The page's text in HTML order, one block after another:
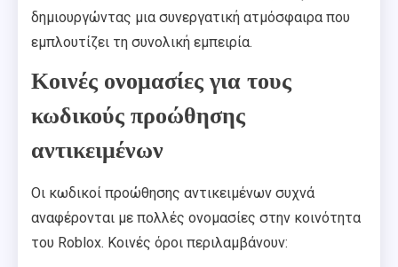
δημιουργώντας μια συνεργατική ατμόσφαιρα που
εμπλουτίζει τη συνολική εμπειρία.
Κοινές ονομασίες για τους
κωδικούς προώθησης
αντικειμένων
Οι κωδικοί προώθησης αντικειμένων συχνά
αναφέρονται με πολλές ονομασίες στην κοινότητα
του Roblox. Κοινές όροι περιλαμβάνουν: